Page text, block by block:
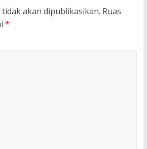
akan dipublikasikan. Ruas
*